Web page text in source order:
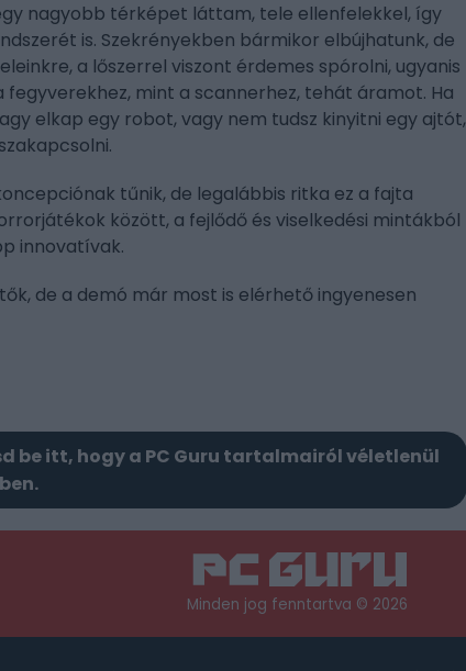
nagyobb térképet láttam, tele ellenfelekkel, így
is. Szekrényekben bármikor elbújhatunk, de
a lőszerrel viszont érdemes spórolni, ugyanis
fegyverekhez, mint a scannerhez, tehát áramot. Ha
elkap egy robot, vagy nem tudsz kinyitni egy ajtót,
tűnik, de legalábbis ritka ez a fajta
között, a fejlődő és viselkedési mintákból
innovatívak.
de a demó már most is elérhető ingyenesen
be itt, hogy a PC Guru tartalmairól véletlenül
Minden jog fenntartva © 2026